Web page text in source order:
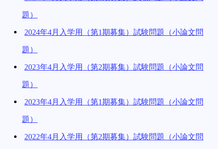
題）
2024年4月入学用（第1期募集）試験問題（小論文問
題）
2023年4月入学用（第2期募集）試験問題（小論文問
題）
2023年4月入学用（第1期募集）試験問題（小論文問
題）
2022年4月入学用（第2期募集）試験問題（小論文問